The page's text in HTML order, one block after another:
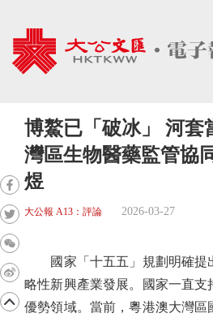
博鰲已「破冰」 河套
灣區生物醫藥監管協
煜
大公報 A13：評論 2026-03-27
國家「十五五」規劃明確提
略性新興產業發展。國家一直支
優勢領域。當前，粵港澳大灣區